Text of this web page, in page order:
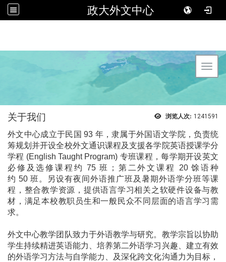
政大外文中心
浏览人次: 1241591
关于我们
外文中心成立于民国93 年，隶属于外国语文学院，负责统
筹规划并开设全校外文通识课程及支援各学院英语授课学分
学程 (English Taught Program) 专班课程，每学期开设英文
必修及选修课程约75班；第二外文课程 20馀语种
约 50 班。另设有夜间外语推广班及暑期外语学分班等课
程，整合教学资源，提供语言学习相关之软硬件设备与教
材，满足本校教职员生和一般民众不同层面的语言学习需
求。
外文中心教学团队致力于外语教学与研究。教学宗旨以协助
学生持续精进英语能力、培养第二外语学习兴趣、建立有效
的外语学习方法与自学能力、及深化跨文化沟通力为目标，